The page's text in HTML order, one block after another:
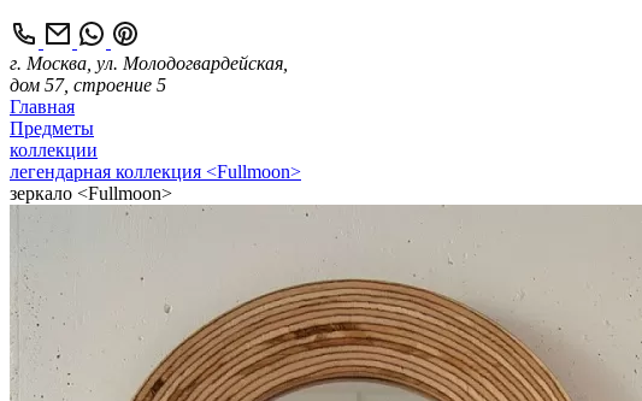
г. Москва, ул. Молодогвардейская,
дом 57, строение 5
Главная
Предметы
коллекции
легендарная коллекция <Fullmoon>
зеркало <Fullmoon>